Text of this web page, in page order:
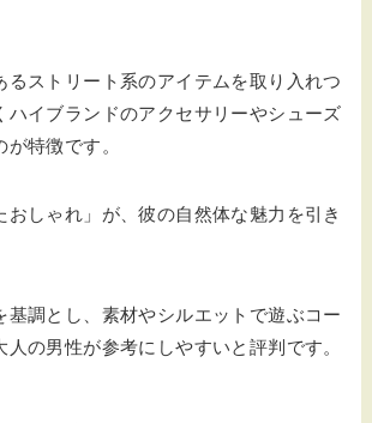
るストリート系のアイテムを取り入れつ
ハイブランドのアクセサリーやシューズ
特徴です。
おしゃれ」が、彼の自然体な魅力を引き
基調とし、素材やシルエットで遊ぶコー
人の男性が参考にしやすいと評判です。